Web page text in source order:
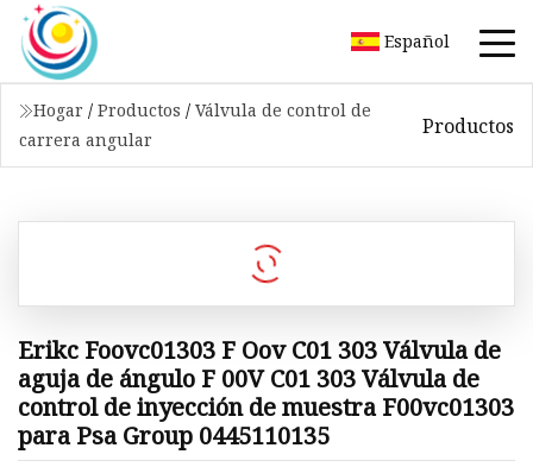
Español
Hogar / Productos / Válvula de control de
carrera angular
Productos
Erikc Foovc01303 F Oov C01 303 Válvula de
aguja de ángulo F 00V C01 303 Válvula de
control de inyección de muestra F00vc01303
para Psa Group 0445110135